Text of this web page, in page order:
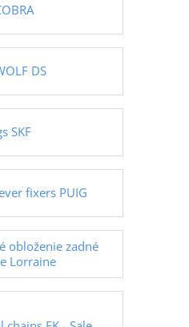
DS
SKF
fixers PUIG
obloženie zadné
Lorraine